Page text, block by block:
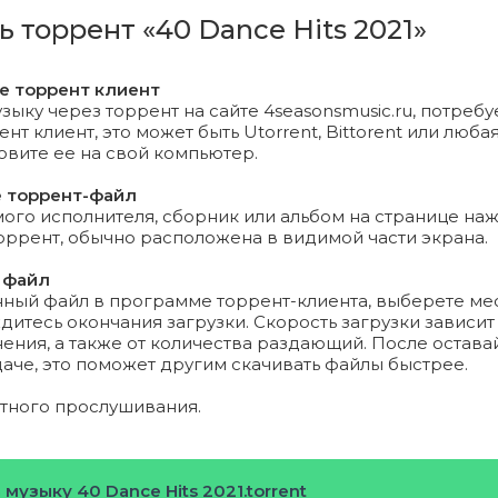
& Xan Castel feat. Matty - Like In The Summer Time
Dae & Mark Star - Your Love (Original Mix).mp3 (6.26 Mb)
x Tony T & Sander-7 feat. DJ Nicolas - What U Need
- Zzinhage (Radio Edit).mp3 (6.28 Mb)
& KAYC feat. Elena Kellner - Our Way (Niels Van Gogh
LIKE TO PARTY - Lifetime (Original Mix).mp3 (6.17 Mb)
торрент «40 Dance Hits 2021»
торрент клиент
через торрент на сайте 4seasonsmusic.ru,
клиент, это может быть Utorrent, Bittorent или
ее на свой компьютер.
торрент-файл
исполнителя, сборник или альбом на странице
обычно расположена в видимой части экрана.
файл
файл в программе торрент-клиента, выберете
окончания загрузки. Скорость загрузки
а также от количества раздающий. После
это поможет другим скачивать файлы быстрее.
прослушивания.
музыку 40 Dance Hits 2021.torrent